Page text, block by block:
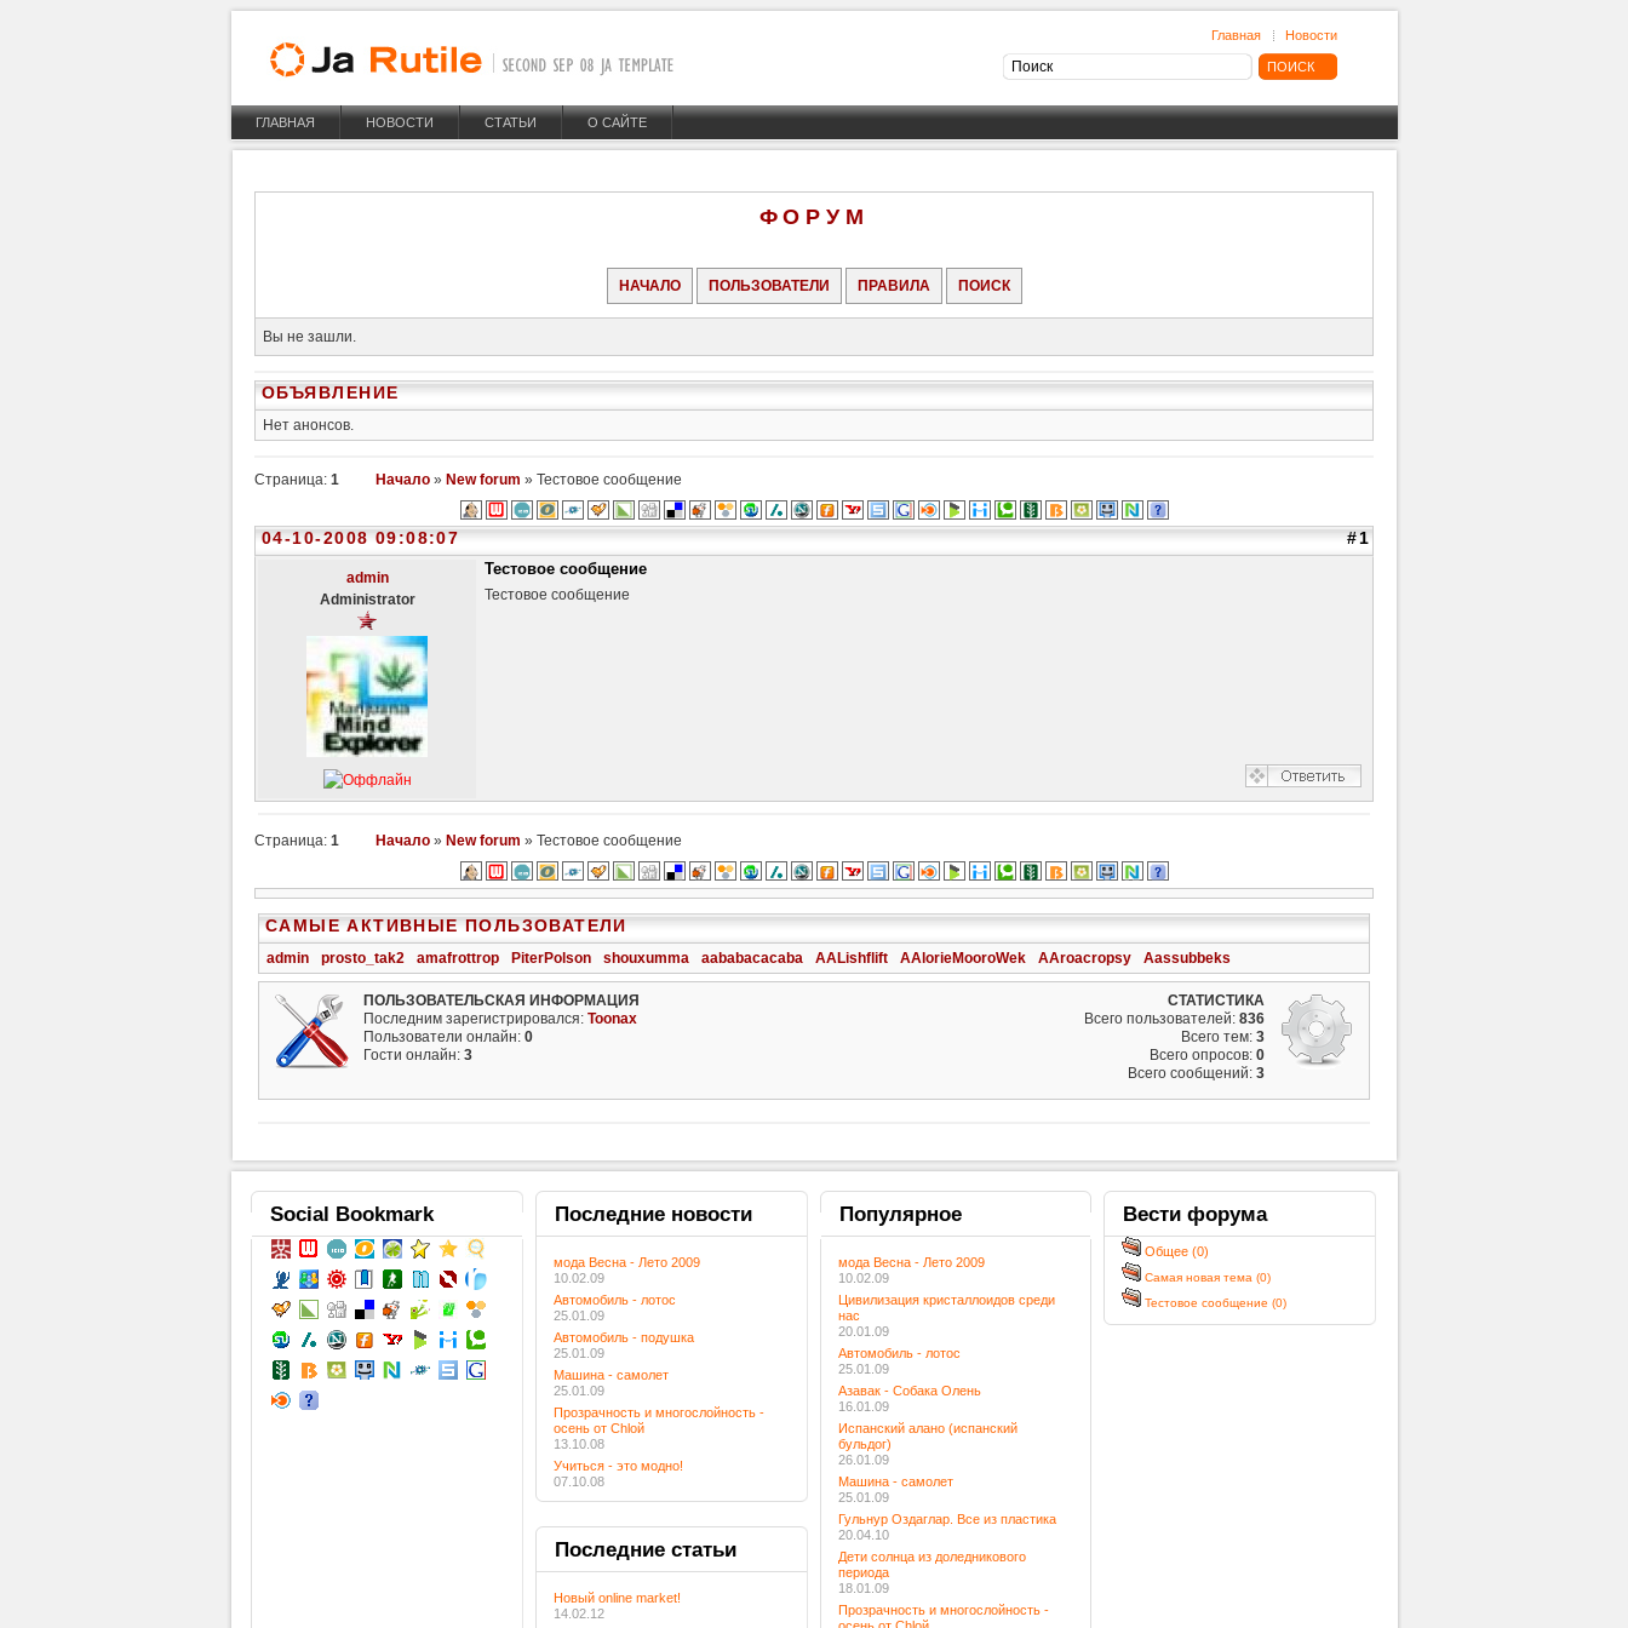
Главная Новости
ГЛАВНАЯ НОВОСТИ СТАТЬИ О САЙТЕ
ФОРУМ
НАЧАЛО ПОЛЬЗОВАТЕЛИ ПРАВИЛА ПОИСК
Вы не зашли.
ОБЪЯВЛЕНИЕ
Нет анонсов.
Страница: 1 Начало » New forum » Тестовое сообщение
#1
04-10-2008 09:08:07
admin
Administrator
Тестовое сообщение
Тестовое сообщение
Страница: 1 Начало » New forum » Тестовое сообщение
САМЫЕ АКТИВНЫЕ ПОЛЬЗОВАТЕЛИ
admin prosto_tak2 amafrottrop PiterPolson shouxumma aababacacaba AALishflift AAlorieMooroWek AAroacropsy Aassubbeks
СТАТИСТИКА
Всего пользователей: 836
Всего тем: 3
Всего опросов: 0
Всего сообщений: 3
ПОЛЬЗОВАТЕЛЬСКАЯ ИНФОРМАЦИЯ
Последним зарегистрировался: Toonax
Пользователи онлайн: 0
Гости онлайн: 3
Social Bookmark Последниеновости
мода Весна - Лето 2009
10.02.09
Автомобиль - лотос
25.01.09
Автомобиль - подушка
25.01.09
Машина - самолет
25.01.09
Прозрачность и многослойность -
осень от Chloй
13.10.08
Учиться - это модно!
07.10.08
Последниестатьи
Новый online market!
14.02.12
Популярное
мода Весна - Лето 2009
10.02.09
Цивилизация кристаллоидов среди
нас
20.01.09
Автомобиль - лотос
25.01.09
Азавак - Собака Олень
16.01.09
Испанский алано (испанский
бульдог)
26.01.09
Машина - самолет
25.01.09
Гульнур Оздаглар. Все из пластика
20.04.10
Дети солнца из доледникового
периода
18.01.09
Прозрачность и многослойность -
Вести форума
Общее (0)
Самая новая тема (0)
Тестовое сообщение (0)